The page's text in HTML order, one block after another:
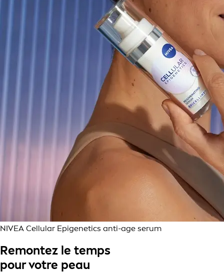
NIVEA Cellular Epigenetics anti-age serum
Remontez le temps
pour votre peau